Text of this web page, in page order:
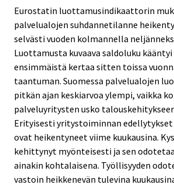
Eurostatin luottamusindikaattorin
palvelualojen suhdannetilanne
selvästi vuoden kolmannella
Luottamusta kuvaava saldoluku
ensimmäistä kertaa sitten toissa
taantuman. Suomessa palvelualojen
pitkän ajan keskiarvoa ylempi, vaikka
palveluyritysten usko
Erityisesti yritystoiminnan edellytykset
ovat heikentyneet viime kuukausina.
kehittynyt myönteisesti ja sen
ainakin kohtalaisena. Työllisyyden
vastoin heikkenevän tulevina